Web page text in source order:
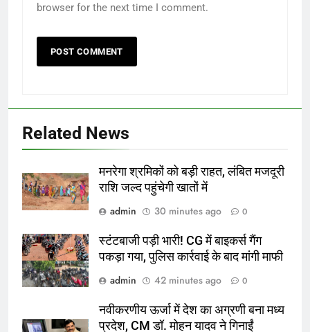
browser for the next time I comment.
Related News
मनरेगा श्रमिकों को बड़ी राहत, लंबित मजदूरी
राशि जल्द पहुंचेगी खातों में
admin
30 minutes ago 0
स्टंटबाजी पड़ी भारी! CG में बाइकर्स गैंग
पकड़ा गया, पुलिस कार्रवाई के बाद मांगी माफी
admin
42 minutes ago 0
नवीकरणीय ऊर्जा में देश का अग्रणी बना मध्य
प्रदेश, CM डॉ. मोहन यादव ने गिनाईं